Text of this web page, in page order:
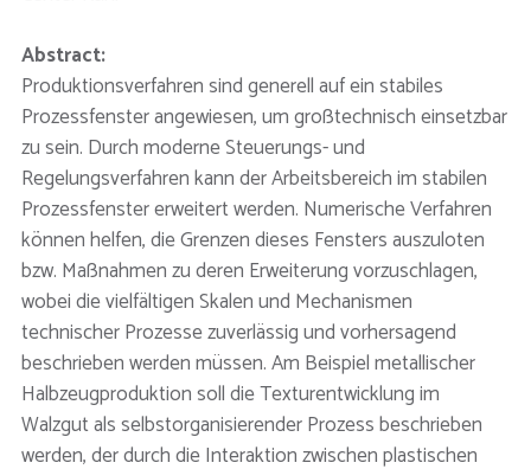
Abstract:
Produktionsverfahren sind generell auf ein stabiles
Prozessfenster angewiesen, um großtechnisch einsetzbar
zu sein. Durch moderne Steuerungs- und
Regelungsverfahren kann der Arbeitsbereich im stabilen
Prozessfenster erweitert werden. Numerische Verfahren
können helfen, die Grenzen dieses Fensters auszuloten
bzw. Maßnahmen zu deren Erweiterung vorzuschlagen,
wobei die vielfältigen Skalen und Mechanismen
technischer Prozesse zuverlässig und vorhersagend
beschrieben werden müssen. Am Beispiel metallischer
Halbzeugproduktion soll die Texturentwicklung im
Walzgut als selbstorganisierender Prozess beschrieben
werden, der durch die Interaktion zwischen plastischen